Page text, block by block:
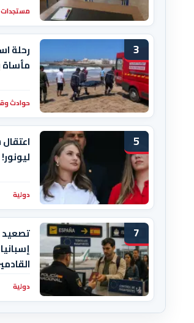
مستجدات
3
رحلة
مأساة
حوادث
5
ليونور!
دولية
7
تصعيد
دولية